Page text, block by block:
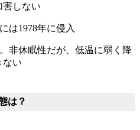
害しない
は1978年に侵入
非休眠性だが、低温に弱く降
ない
は？